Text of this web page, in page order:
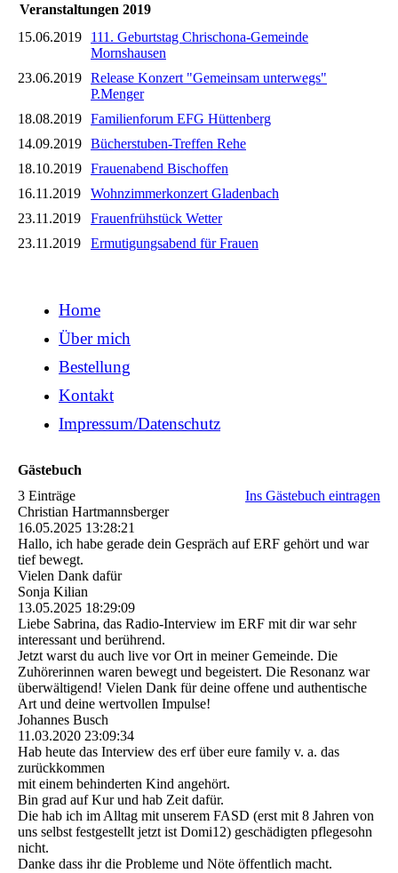
Veranstaltungen 2019
15.06.2019
111. Geburtstag Chrischona-Gemeinde
Mornshausen
23.06.2019 Release Konzert "Gemeinsam unterwegs"
P.Menger
18.08.2019 Familienforum EFG Hüttenberg
14.09.2019 Bücherstuben-Treffen Rehe
18.10.2019 Frauenabend Bischoffen
16.11.2019
Wohnzimmerkonzert Gladenbach
23.11.2019
Frauenfrühstück Wetter
23.11.2019
Ermutigungsabend für Frauen
Home
Über mich
Bestellung
Kontakt
Impressum/Datenschutz
Gästebuch
3 Einträge
Ins Gästebuch eintragen
Christian Hartmannsberger
16.05.2025 13:28:21
Hallo, ich habe gerade dein Gespräch auf ERF gehört und war
tief bewegt.
Vielen Dank dafür
Sonja Kilian
13.05.2025 18:29:09
Liebe Sabrina, das Radio-Interview im ERF mit dir war sehr
interessant und berührend.
Jetzt warst du auch live vor Ort in meiner Gemeinde. Die
Zuhörerinnen waren bewegt und begeistert. Die Resonanz war
überwältigend! Vielen Dank für deine offene und authentische
Art und deine wertvollen Impulse!
Johannes Busch
11.03.2020 23:09:34
Hab heute das Interview des erf über eure family v. a. das
zurückkommen
mit einem behinderten Kind angehört.
Bin grad auf Kur und hab Zeit dafür.
Die hab ich im Alltag mit unserem FASD (erst mit 8 Jahren von
uns selbst festgestellt jetzt ist Domi12) geschädigten pflegesohn
nicht.
Danke dass ihr die Probleme und Nöte öffentlich macht.